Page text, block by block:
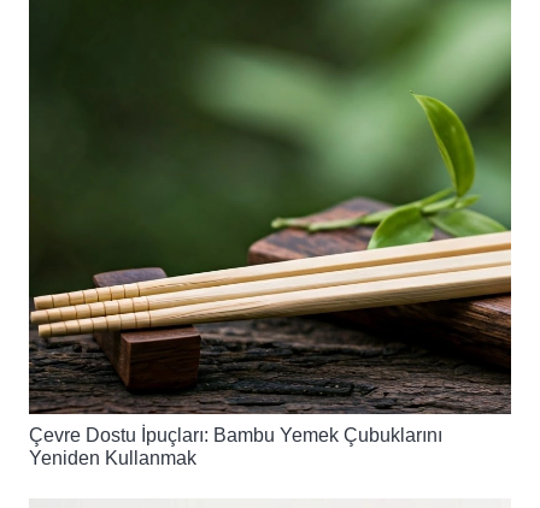
Çevre Dostu İpuçları: Bambu Yemek Çubuklarını
Yeniden Kullanmak